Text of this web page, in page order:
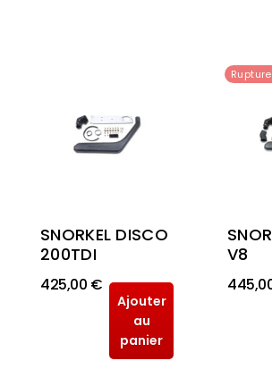
SNORKEL DISCO
200TDI
425,00 €
Ajouter
au
panier
V8